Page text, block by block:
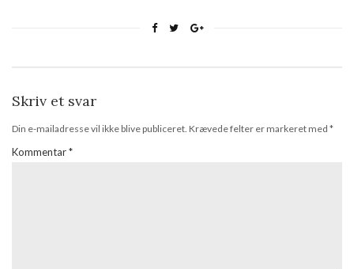
Skriv et svar
Din e-mailadresse vil ikke blive publiceret. Krævede felter er markeret med *
Kommentar*